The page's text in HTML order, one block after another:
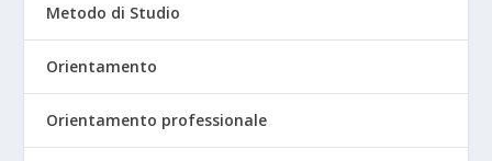
Metodo di Studio
Orientamento
Orientamento professionale